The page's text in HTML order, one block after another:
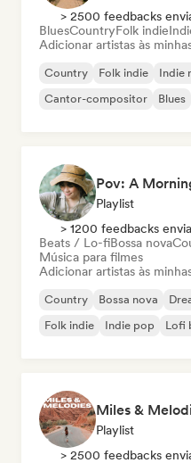
> 2500 feedbacks
BluesCountryFolk indie
Adicionar artistas às
Country Folk indie Indie
Cantor-compositor
Blues
Playlist
> 1200 feedbacks
Beats / Lo-fiBossa nova
Música para filmes
Adicionar artistas às
Country Bossa nova
Folk indie
Indie pop Lofi
Miles &
Playlist
> 2500 feedbacks